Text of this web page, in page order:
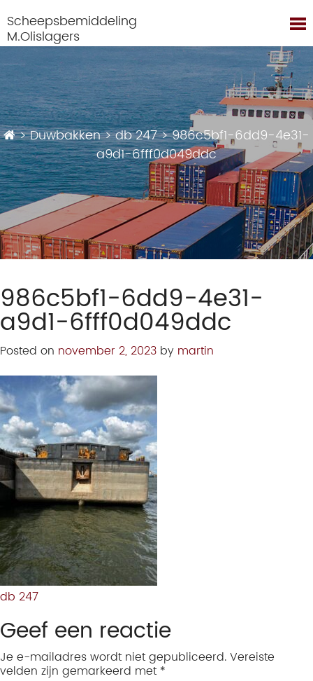
Scheepsbemiddeling
M.Olislagers
>Duwbakken>db 247>986c5bf1-6dd9-4e31-
a9d1-6fff0d049ddc
986c5bf1-6dd9-4e31-
a9d1-6fff0d049ddc
Posted on november 2, 2023 by martin
db 247
Geef een reactie
Je e-mailadres wordt niet gepubliceerd.Vereiste
velden zijn gemarkeerd met *